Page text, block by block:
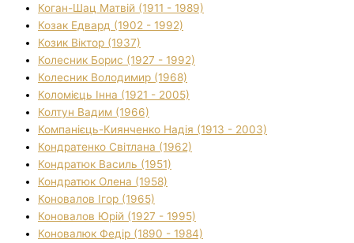
Коган-Шац Матвій (1911 - 1989)
Козак Едвард (1902 - 1992)
Козик Віктор (1937)
Колесник Борис (1927 - 1992)
Колесник Володимир (1968)
Коломієць Інна (1921 - 2005)
Колтун Вадим (1966)
Компанієць-Киянченко Надія (1913 - 2003)
Кондратенко Світлана (1962)
Кондратюк Василь (1951)
Кондратюк Олена (1958)
Коновалов Ігор (1965)
Коновалов Юрій (1927 - 1995)
Коновалюк Федір (1890 - 1984)